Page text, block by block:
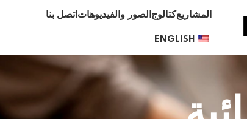
المشاريع كتالوج الصور والفيديوهات اتصل بنا
ENGLISH